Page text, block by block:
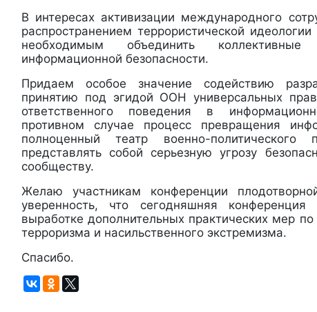
В интересах активизации международного
распространением террористической
необходимым объединить
информационной безопасности.
Придаем особое значение содействию
принятию под эгидой ООН универсальных
ответственного поведения в
противном случае процесс превращения
полноценный театр военно-политического
представлять собой серьезную угрозу
сообществу.
Желаю участникам конференции
уверенность, что сегодняшняя конференция
выработке дополнительных практических мер по
терроризма и насильственного экстремизма.
Спасибо.